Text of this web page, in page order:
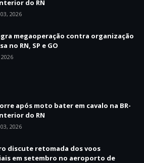
do RN
2026
megaoperação contra organização
no RN, SP e GO
após moto bater em cavalo na BR-
do RN
2026
discute retomada dos voos
em setembro no aeroporto de